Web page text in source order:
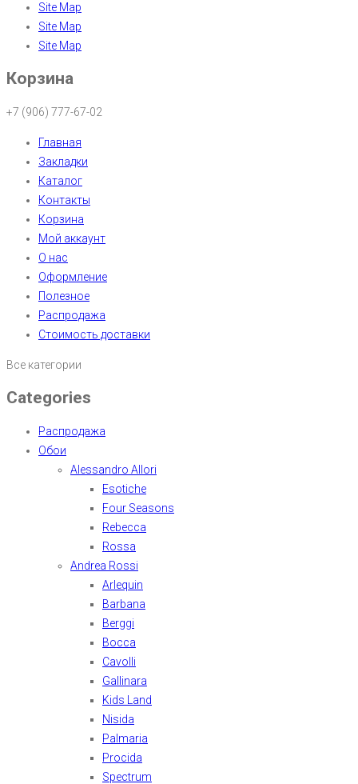
Site Map
Site Map
Site Map
Корзина
+7 (906) 777-67-02
Главная
Закладки
Каталог
Контакты
Корзина
Мой аккаунт
О нас
Оформление
Полезное
Распродажа
Стоимость доставки
Все категории
Categories
Распродажа
Обои
Alessandro Allori
Esotiche
Four Seasons
Rebecca
Rossa
Andrea Rossi
Arlequin
Barbana
Berggi
Bocca
Cavolli
Gallinara
Kids Land
Nisida
Palmaria
Procida
Spectrum